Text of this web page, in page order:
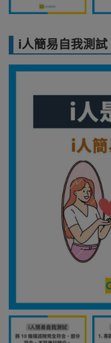
i人簡易自我測試